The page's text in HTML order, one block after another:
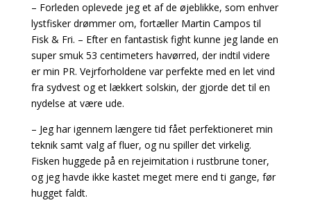
– Forleden oplevede jeg et af de øjeblikke, som enhver
lystfisker drømmer om, fortæller Martin Campos til
Fisk & Fri. – Efter en fantastisk fight kunne jeg lande en
super smuk 53 centimeters havørred, der indtil videre
er min PR. Vejrforholdene var perfekte med en let vind
fra sydvest og et lækkert solskin, der gjorde det til en
nydelse at være ude.
– Jeg har igennem længere tid fået perfektioneret min
teknik samt valg af fluer, og nu spiller det virkelig.
Fisken huggede på en rejeimitation i rustbrune toner,
og jeg havde ikke kastet meget mere end ti gange, før
hugget faldt.